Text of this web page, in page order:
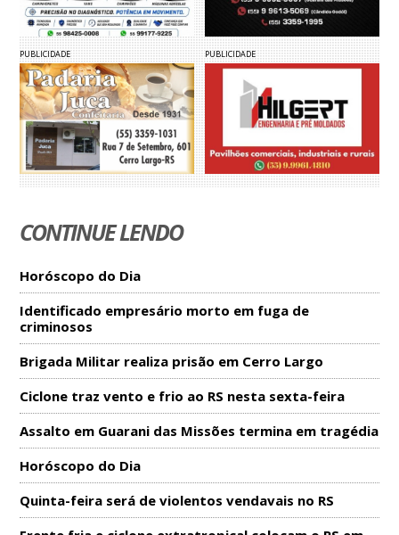
PUBLICIDADE PUBLICIDADE
CONTINUE LENDO
Horóscopo do Dia
Identificado empresário morto em fuga de
criminosos
Brigada Militar realiza prisão em Cerro Largo
Ciclone traz vento e frio ao RS nesta sexta-feira
Assalto em Guarani das Missões termina em tragédia
Horóscopo do Dia
Quinta-feira será de violentos vendavais no RS